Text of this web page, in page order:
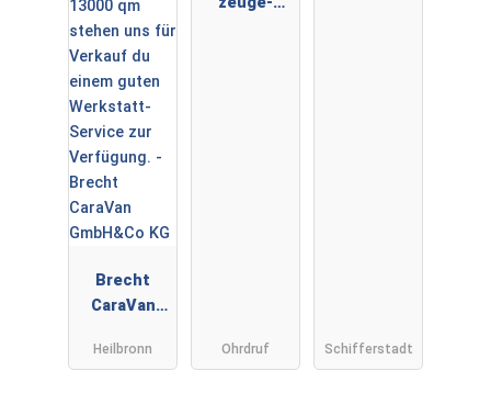
Brecht
CaraVan
KG
Heilbronn Ohrdruf Schifferstadt